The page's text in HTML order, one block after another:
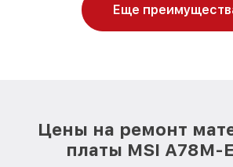
Еще
Цены на ремонт
платы MSI A78M-